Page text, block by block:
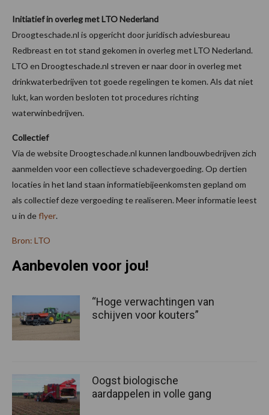
Initiatief in overleg met LTO Nederland
Droogteschade.nl is opgericht door juridisch adviesbureau
Redbreast en tot stand gekomen in overleg met LTO Nederland.
LTO en Droogteschade.nl streven er naar door in overleg met
drinkwaterbedrijven tot goede regelingen te komen. Als dat niet
lukt, kan worden besloten tot procedures richting
waterwinbedrijven.
Collectief
Via de website Droogteschade.nl kunnen landbouwbedrijven zich
aanmelden voor een collectieve schadevergoeding. Op dertien
locaties in het land staan informatiebijeenkomsten gepland om
als collectief deze vergoeding te realiseren. Meer informatie leest
u in deflyer.
Bron: LTO
Aanbevolen voor jou!
“Hoge verwachtingen van
schijven voor kouters”
Oogst biologische
aardappelen in volle gang